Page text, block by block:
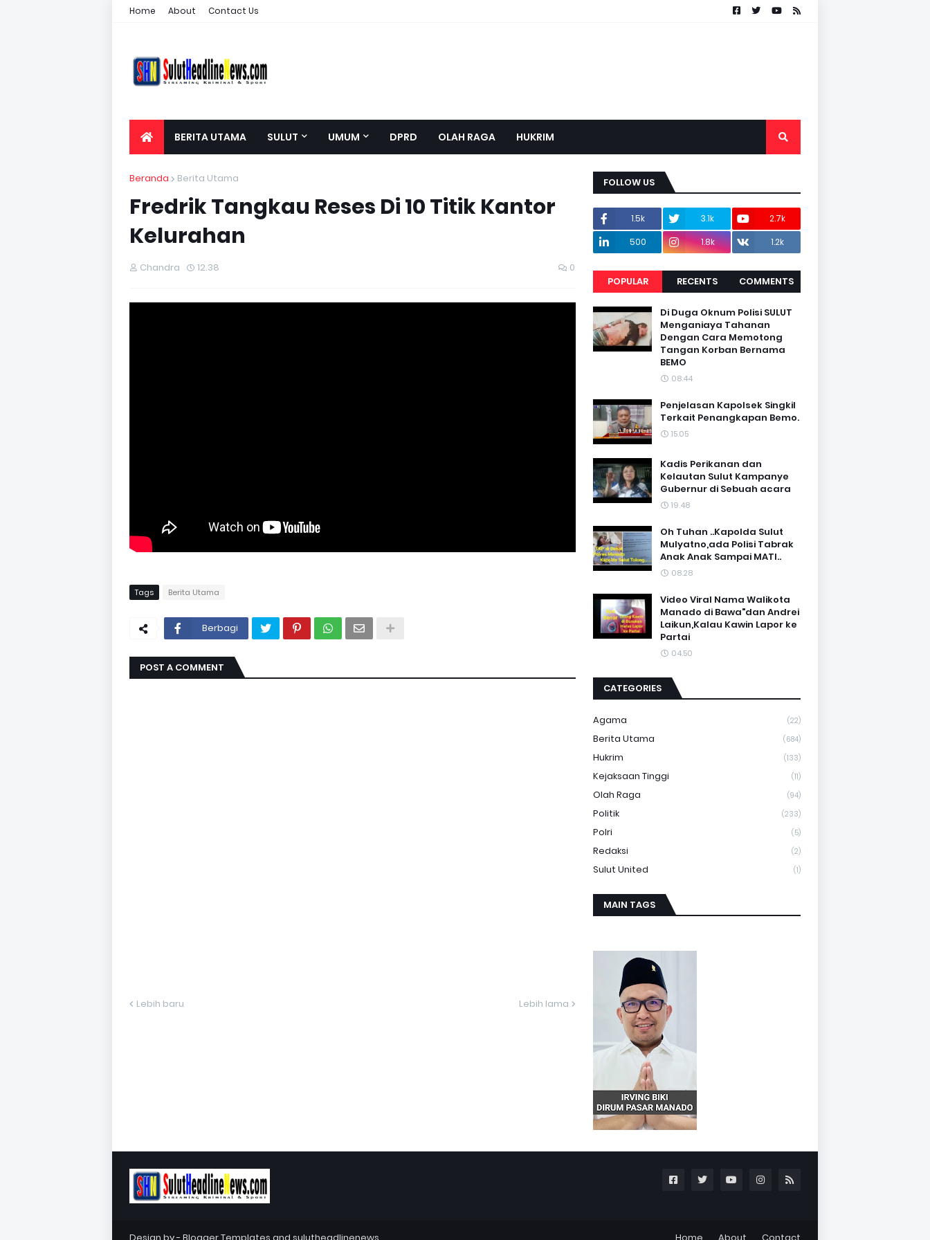
Home About Contact Us
BERITA UTAMA SULUT UMUM DPRD OLAH RAGA HUKRIM
Beranda Berita Utama
Fredrik Tangkau Reses Di 10 Titik Kantor
Kelurahan
Chandra 12.38 0
Tags Berita Utama
Berbagi
POST A COMMENT
Lebih baru Lebih lama
FOLLOW US
1.5k 3.1k
2.7k
500
1.8k 1.2k
POPULAR RECENTS COMMENTS
Di Duga Oknum Polisi SULUT
Menganiaya Tahanan
Dengan Cara Memotong
Tangan Korban Bernama
BEMO
08.44
Penjelasan Kapolsek Singkil
Terkait Penangkapan Bemo.
15.05
Kadis Perikanan dan
Kelautan Sulut Kampanye
Gubernur di Sebuah acara
19.48
Oh Tuhan ..Kapolda Sulut
Mulyatno,ada Polisi Tabrak
Anak Anak Sampai MATI..
08.28
Video Viral Nama Walikota
Manado di Bawa"dan Andrei
Laikun,Kalau Kawin Lapor ke
Partai
04.50
CATEGORIES
Agama (22)
Berita Utama (684)
Hukrim (133)
Kejaksaan Tinggi (11)
Olah Raga (94)
Politik (233)
Polri (5)
Redaksi (2)
Sulut United (1)
MAIN TAGS